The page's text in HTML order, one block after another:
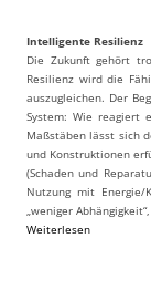
Intelligente Resilienz
Die Zukunft gehört
Resilienz wird die
auszugleichen. Der
System: Wie reagiert
Maßstäben lässt sich
und Konstruktionen
(Schaden und
Nutzung mit
„weniger
Weiterlesen